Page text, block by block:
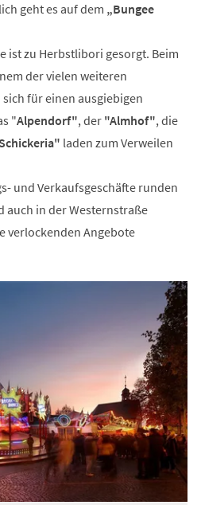
geht es auf dem „Bungee
ist zu Herbstlibori gesorgt. Beim
der vielen weiteren
für einen ausgiebigen
"Alpendorf", der "Almhof", die
Schickeria" laden zum Verweilen
und Verkaufsgeschäfte runden
auch in der Westernstraße
verlockenden Angebote